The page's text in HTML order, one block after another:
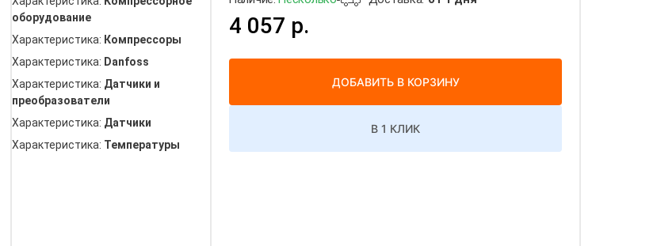
оборудование
Характеристика: Компрессоры
Характеристика: Danfoss
Характеристика: Датчики и
преобразователи
Характеристика: Датчики
Характеристика: Температуры
4 057 р.
ДОБАВИТЬ В КОРЗИНУ
В 1 КЛИК